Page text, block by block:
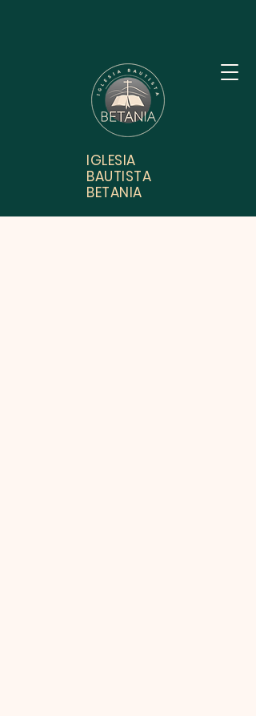
IGLESIA
BAUTISTA
BETANIA
Noticias y Eventos